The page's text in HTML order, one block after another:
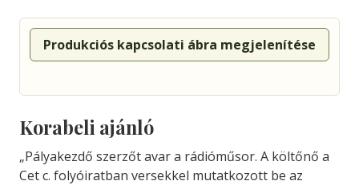
Produkciós kapcsolati ábra megjelenítése
Korabeli ajánló
„Pályakezdő szerzőt avar a rádióműsor. A költőnő a
Cet c. folyóiratban versekkel mutatkozott be az